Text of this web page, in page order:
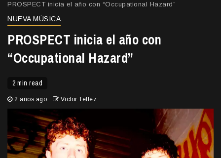
PROSPECT inicia el año con “Occupational Hazard”
NUEVA MÚSICA
PROSPECT inicia el año con
“Occupational Hazard”
2 min read
2 años ago Victor Tellez